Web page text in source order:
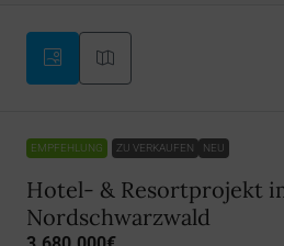
EMPFEHLUNG ZU VERKAUFEN NEU
Hotel- & Resortprojekt
Nordschwarzwald